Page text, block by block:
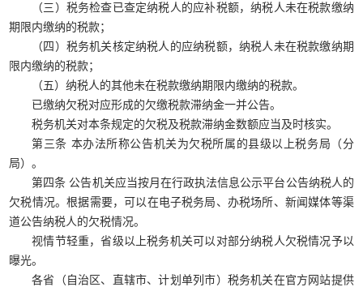
（三）税务检查已查定纳税人的应补税额，纳税人未在税款缴纳
期限内缴纳的税款；
（四）税务机关核定纳税人的应纳税额，纳税人未在税款缴纳期
限内缴纳的税款；
（五）纳税人的其他未在税款缴纳期限内缴纳的税款。
已缴纳欠税对应形成的欠缴税款滞纳金一并公告。
税务机关对本条规定的欠税及税款滞纳金数额应当及时核实。
第三条 本办法所称公告机关为欠税所属的县级以上税务局（分
局）。
第四条 公告机关应当按月在行政执法信息公示平台公告纳税人的
欠税情况。根据需要，可以在电子税务局、办税场所、新闻媒体等渠
道公告纳税人的欠税情况。
视情节轻重，省级以上税务机关可以对部分纳税人欠税情况予以
曝光。
各省（自治区、直辖市、计划单列市）税务机关在官方网站提供